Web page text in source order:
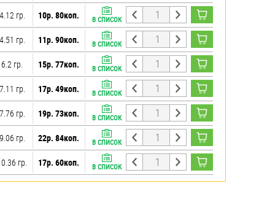
4.12 гр. 10р. 80коп. В СПИСОК
4.51 гр. 11р. 90коп. В СПИСОК
6.2 гр. 15р. 77коп. В СПИСОК
7.11 гр. 17р. 49коп. В СПИСОК
7.76 гр. 19р. 73коп. В СПИСОК
9.06 гр. 22р. 84коп. В СПИСОК
гр. 17р. 60коп. В СПИСОК